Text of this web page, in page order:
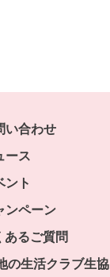
い合わせ
ース
ント
ンペーン
あるご質問
の生活クラブ生協